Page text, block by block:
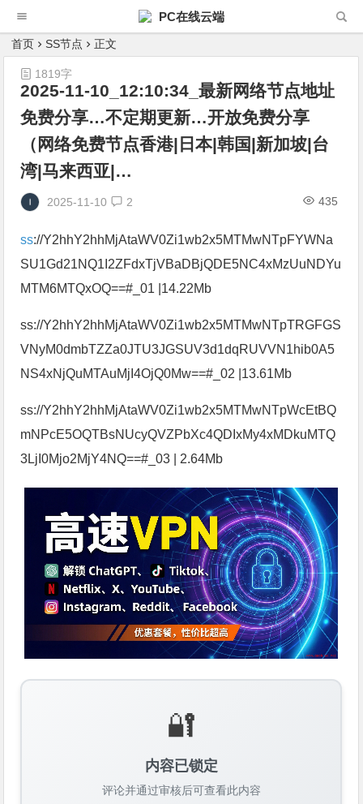
PC在线云端
首页 SS节点 正文
2025-11-10_12:10:34_最新网络节点地址
免费分享…不定期更新…开放免费分享
（网络免费节点香港|日本|韩国|新加坡|台
湾|马来西亚|…
2025-11-10 2 435
1819字
ss://Y2hhY2hhMjAtaWV0Zi1wb2x5MTMwNTpFYWNa
SU1Gd21NQ1I2ZFdxTjVBaDBjQDE5NC4xMzUuNDYu
MTM6MTQxOQ==#_01 |14.22Mb
ss://Y2hhY2hhMjAtaWV0Zi1wb2x5MTMwNTpTRGFGS
VNyM0dmbTZZa0JTU3JGSUV3d1dqRUVVN1hib0A5
NS4xNjQuMTAuMjI4OjQ0Mw==#_02 |13.61Mb
ss://Y2hhY2hhMjAtaWV0Zi1wb2x5MTMwNTpWcEtBQ
mNPcE5OQTBsNUcyQVZPbXc4QDIxMy4xMDkuMTQ
3LjI0Mjo2MjY4NQ==#_03 | 2.64Mb
🔐
内容已锁定
评论并通过审核后可查看此内容